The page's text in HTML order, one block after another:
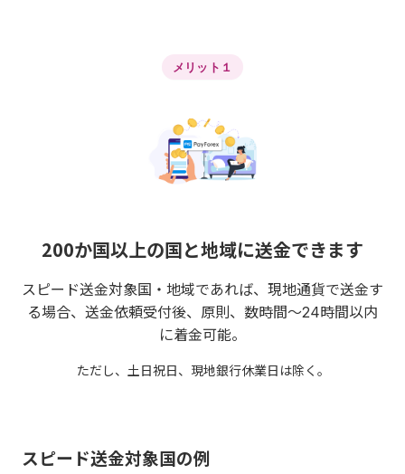
メリット１
200か国以上の国と地域に送金できます
スピード送金対象国・地域であれば、現地通貨で送金す
る場合、送金依頼受付後、原則、数時間～24時間以内
に着金可能。
ただし、土日祝日、現地銀行休業日は除く。
スピード送金対象国の例